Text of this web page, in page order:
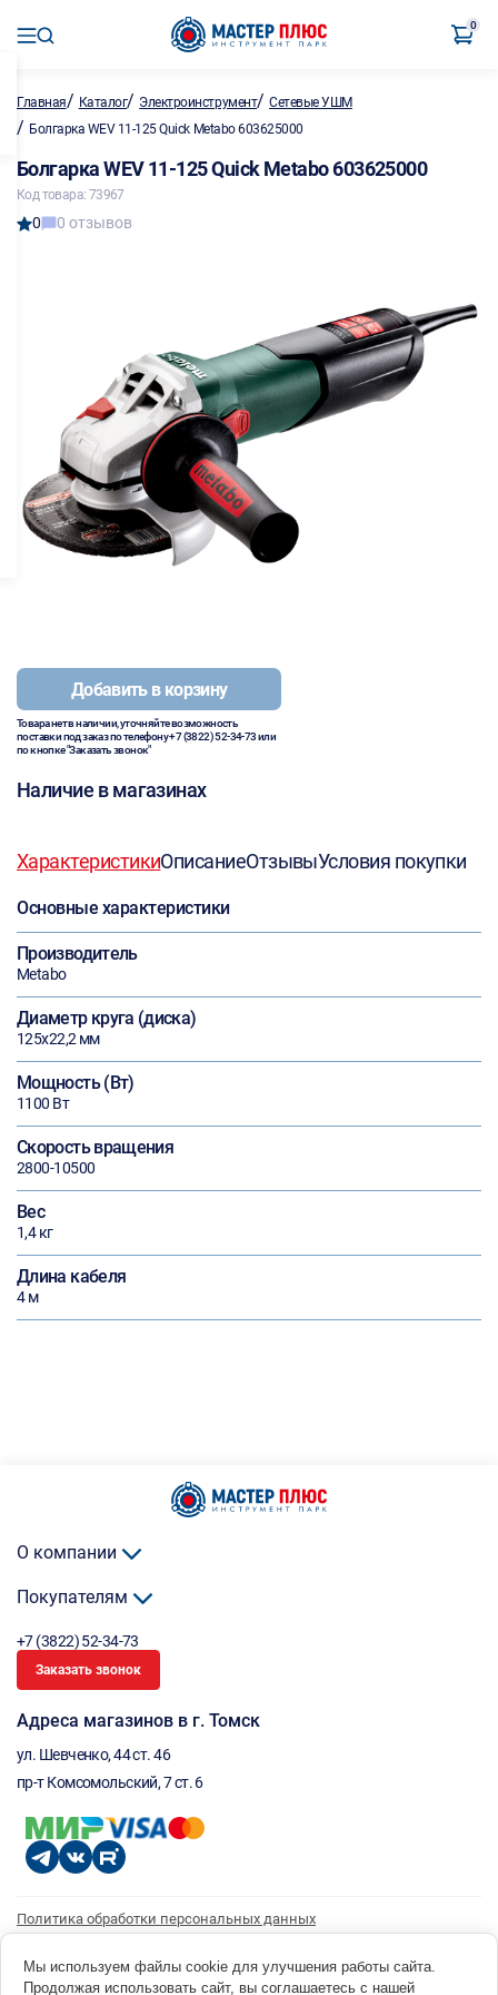
0
Главная/ Каталог/ Электроинструмент/Сетевые УШМ
/ Болгарка WEV 11-125 Quick Metabo 603625000
Болгарка WEV 11-125 Quick Metabo 603625000
Код товара: 73967
0 0 отзывов
Добавить в корзину
Товара нет в наличии, уточняйте возможность
поставки под заказ по телефону+7 (3822) 52-34-73или
по кнопке "Заказать звонок"
Наличие в магазинах
ХарактеристикиОписаниеОтзывыУсловия покупки
Основные характеристики
Производитель
Metabo
Диаметр круга (диска)
125х22,2 мм
Мощность (Вт)
1100 Вт
Скорость вращения
2800-10500
Вес
1,4 кг
Длина кабеля
4 м
О компании
Покупателям
+7 (3822) 52-34-73
Заказать звонок
Адреса магазинов в г. Томск
ул. Шевченко, 44 ст. 46
пр-т Комсомольский, 7 ст. 6
Политика обработки персональных данных
Согласие на получение рассылки
Мы используем файлы cookie для улучшения работы сайта.
Продолжая использовать сайт, вы соглашаетесь с нашей